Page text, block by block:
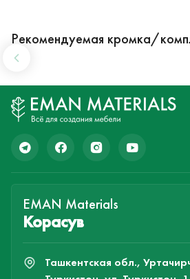
Рекомендуемая кромка/
EMAN Materials
Корасув
Ташкентская обл.,